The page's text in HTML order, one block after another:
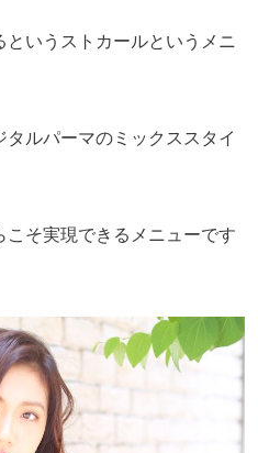
いうストカールというメニ
ルパーマのミックススタイ
そ実現できるメニューです